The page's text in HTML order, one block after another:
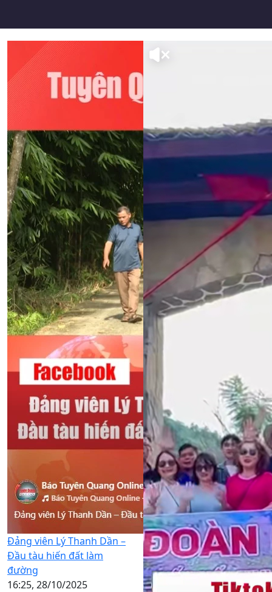
Đảng viên Lý Thanh Dần –
Đầu tàu hiến đất làm
đường
16:25, 28/10/2025